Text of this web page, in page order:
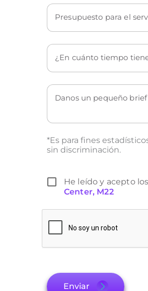
Presupuesto para el
¿En cuánto tiempo
Danos un pequeño
*Es para fines
sin discriminación.
He leído y acepto
Center, M22
Enviar